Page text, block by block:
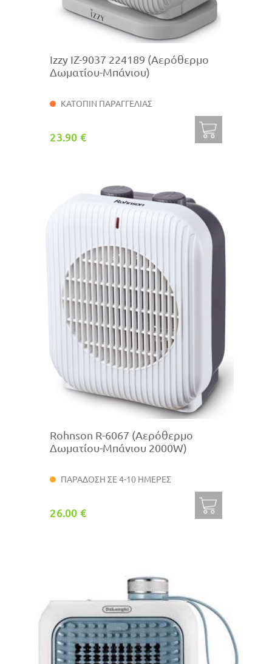
Izzy IZ-9037 224189 (Αερόθερμο
Δωματίου-Μπάνιου)
ΚΑΤΟΠΙΝ ΠΑΡΑΓΓΕΛΙΑΣ
23.90 €
Rohnson R-6067 (Αερόθερμο
Δωματίου-Μπάνιου 2000W)
ΠΑΡΑΔΟΣΗ ΣΕ 4-10 ΗΜΕΡΕΣ
26.00 €